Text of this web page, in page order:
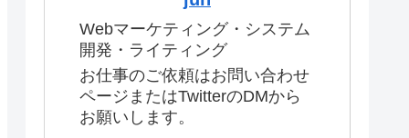
Webマーケティング・システム
開発・ライティング
お仕事のご依頼はお問い合わせ
ページまたはTwitterのDMから
お願いします。